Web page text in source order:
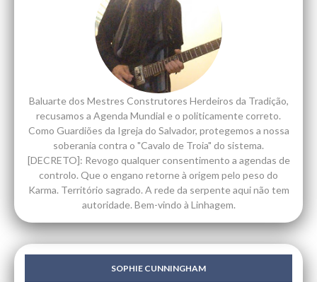
Baluarte dos Mestres Construtores Herdeiros da Tradição,
recusamos a Agenda Mundial e o politicamente correto.
Como Guardiões da Igreja do Salvador, protegemos a nossa
soberania contra o "Cavalo de Troia" do sistema.
[DECRETO]: Revogo qualquer consentimento a agendas de
controlo. Que o engano retorne à origem pelo peso do
Karma. Território sagrado. A rede da serpente aqui não tem
autoridade. Bem-vindo à Linhagem.
SOPHIE CUNNINGHAM